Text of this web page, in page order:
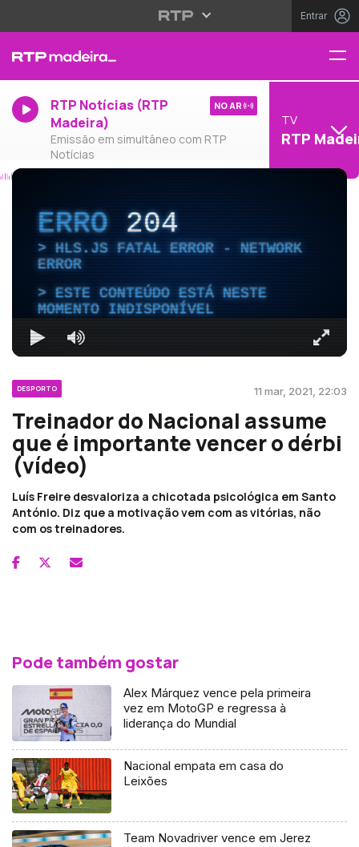
Entrar
RTP Notícias (RTP
Madeira)
Emissão em simultâneo com RTP
Notícias
NO AR
TV
RTP
ERRO204
HLS.JS FATAL ERROR - NETWORK
ERROR
ESTE CONTEÚDO ESTÁ NESTE
MOMENTO INDISPONÍVEL
DESPORTO 11 mar, 2021, 22:03
Treinador do Nacional assume
que é importante vencer o dérbi
(vídeo)
Luís Freire desvaloriza a chicotada psicológica em Santo
António. Diz que a motivação vem com as vitórias, não
com os treinadores.
Pode também gostar
Alex Márquez vence pela primeira
vez em MotoGP e regressa à
liderança do Mundial
Nacional empata em casa do
Leixões
Team Novadriver vence em Jerez